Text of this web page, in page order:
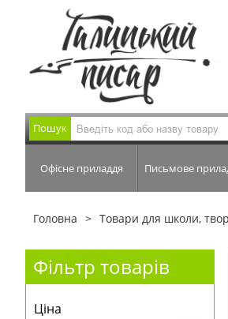
Пошук
Офісне приладдя Письмове
Головна Товари для школи,
Фільтр товарів
Ціна